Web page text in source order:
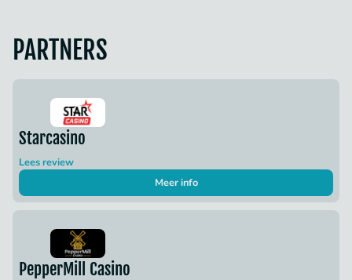
PARTNERS
Starcasino
Lees review
Meer info
PepperMill Casino